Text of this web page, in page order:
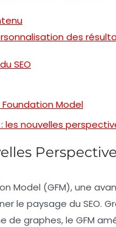
des
SEO
Foundation Model
nouvelles
Model (GFM), une
le paysage du SEO.
graphes, le GFM